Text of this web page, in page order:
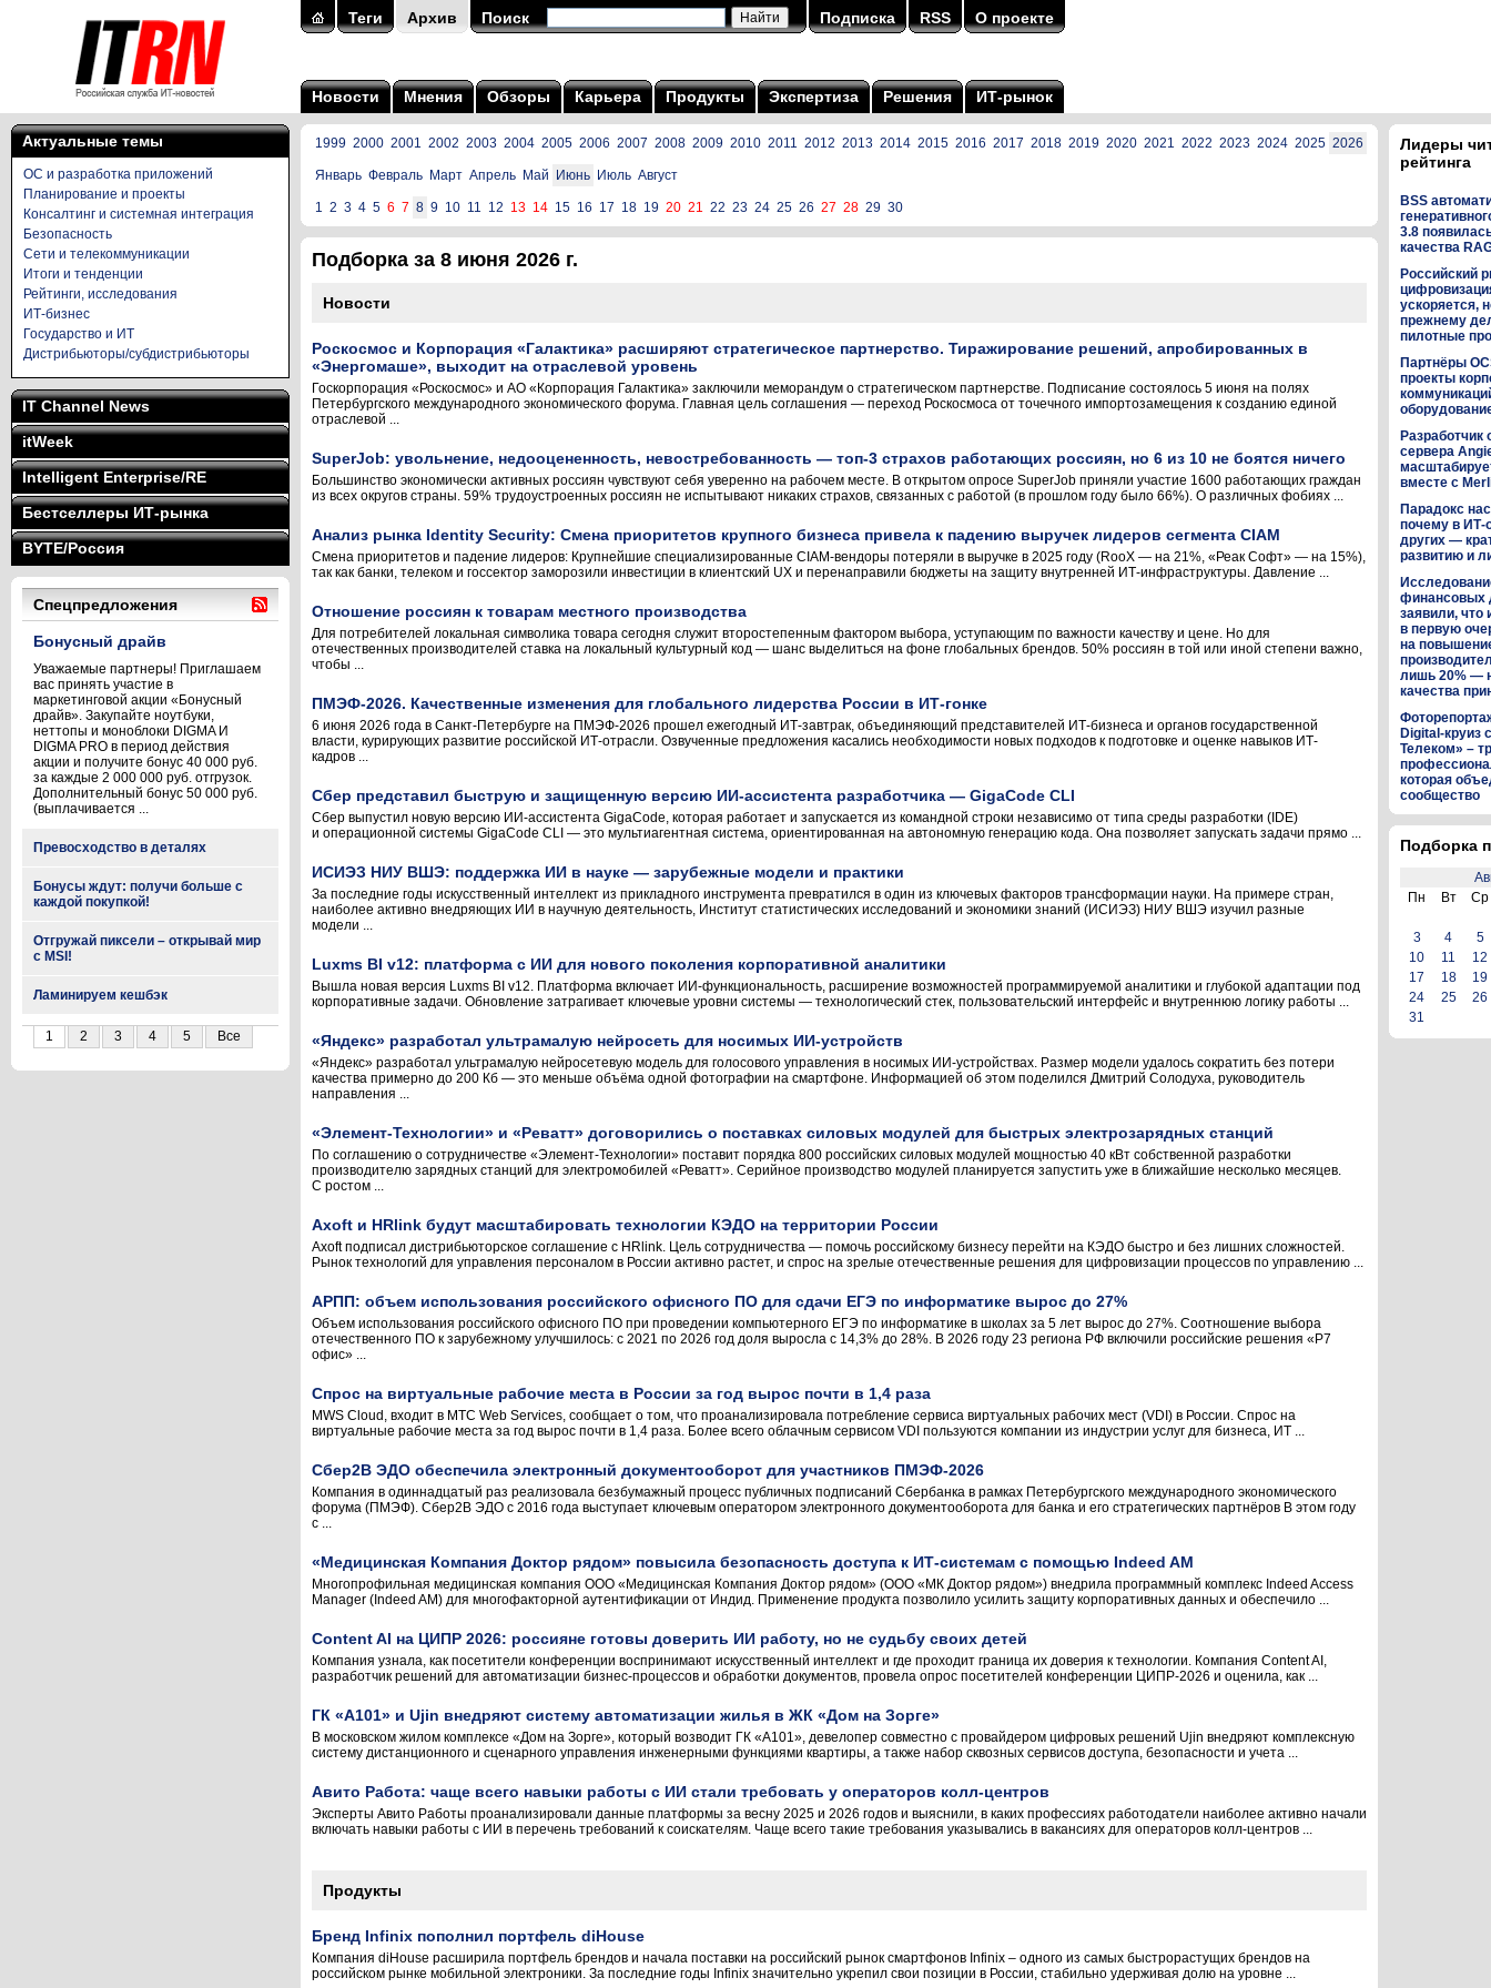
Теги Архив Поиск Подписка RSS О проекте
Новости Мнения Обзоры Карьера Продукты Экспертиза Решения ИТ-рынок
Актуальные темы
ОС и разработка приложений
Планирование и проекты
Консалтинг и системная интеграция
Безопасность
Сети и телекоммуникации
Итоги и тенденции
Рейтинги, исследования
ИТ-бизнес
Государство и ИТ
Дистрибьюторы/субдистрибьюторы
IT Channel News
itWeek
Intelligent Enterprise/RE
Бестселлеры ИТ-рынка
BYTE/Россия
Спецпредложения
Бонусный драйв
Уважаемые партнеры! Приглашаем
вас принять участие в
маркетинговой акции «Бонусный
драйв». Закупайте ноутбуки,
неттопы и моноблоки DIGMA И
DIGMA PRO в период действия
акции и получите бонус 40 000 руб.
за каждые 2 000 000 руб. отгрузок.
Дополнительный бонус 50 000 руб.
(выплачивается ...
Превосходство в деталях
Бонусы ждут: получи больше с
каждой покупкой!
Отгружай пиксели – открывай мир
с MSI!
Ламинируем кешбэк
1 2 3 4 5 Все
1999 2000 2001 2002 2003 2004 2005 2006 2007 2008 2009 2010 2011 2012 2013 2014 2015 2016 2017 2018 2019 2020 2021 2022 2023 2024 2025 2026
Январь Февраль Март Апрель Май Июнь Июль Август
1 2 3 4 5 6 7 8 9 10 11 12 13 14 15 16 17 18 19 20 21 22 23 24 25 26 27 28 29 30
Подборка за 8 июня 2026 г.
Новости
Роскосмос и Корпорация «Галактика» расширяют стратегическое партнерство. Тиражирование решений, апробированных в
«Энергомаше», выходит на отраслевой уровень
Госкорпорация «Роскосмос» и АО «Корпорация Галактика» заключили меморандум о стратегическом партнерстве. Подписание состоялось 5 июня на полях
Петербургского международного экономического форума. Главная цель соглашения — переход Роскосмоса от точечного импортозамещения к созданию единой
отраслевой ...
SuperJob: увольнение, недооцененность, невостребованность — топ-3 страхов работающих россиян, но 6 из 10 не боятся ничего
Большинство экономически активных россиян чувствуют себя уверенно на рабочем месте. В открытом опросе SuperJob приняли участие 1600 работающих граждан
из всех округов страны. 59% трудоустроенных россиян не испытывают никаких страхов, связанных с работой (в прошлом году было 66%). О различных фобиях ...
Анализ рынка Identity Security: Смена приоритетов крупного бизнеса привела к падению выручек лидеров сегмента CIAM
Смена приоритетов и падение лидеров: Крупнейшие специализированные CIAM-вендоры потеряли в выручке в 2025 году (RooX — на 21%, «Реак Софт» — на 15%),
так как банки, телеком и госсектор заморозили инвестиции в клиентский UX и перенаправили бюджеты на защиту внутренней ИТ-инфраструктуры. Давление ...
Отношение россиян к товарам местного производства
Для потребителей локальная символика товара сегодня служит второстепенным фактором выбора, уступающим по важности качеству и цене. Но для
отечественных производителей ставка на локальный культурный код — шанс выделиться на фоне глобальных брендов. 50% россиян в той или иной степени важно,
чтобы ...
ПМЭФ-2026. Качественные изменения для глобального лидерства России в ИТ-гонке
6 июня 2026 года в Санкт-Петербурге на ПМЭФ-2026 прошел ежегодный ИТ-завтрак, объединяющий представителей ИТ-бизнеса и органов государственной
власти, курирующих развитие российской ИТ-отрасли. Озвученные предложения касались необходимости новых подходов к подготовке и оценке навыков ИТ-
кадров ...
Сбер представил быструю и защищенную версию ИИ-ассистента разработчика — GigaCode CLI
Сбер выпустил новую версию ИИ-ассистента GigaCode, которая работает и запускается из командной строки независимо от типа среды разработки (IDE)
и операционной системы GigaCode CLI — это мультиагентная система, ориентированная на автономную генерацию кода. Она позволяет запускать задачи прямо ...
ИСИЭЗ НИУ ВШЭ: поддержка ИИ в науке — зарубежные модели и практики
За последние годы искусственный интеллект из прикладного инструмента превратился в один из ключевых факторов трансформации науки. На примере стран,
наиболее активно внедряющих ИИ в научную деятельность, Институт статистических исследований и экономики знаний (ИСИЭЗ) НИУ ВШЭ изучил разные
модели ...
Luxms BI v12: платформа с ИИ для нового поколения корпоративной аналитики
Вышла новая версия Luxms BI v12. Платформа включает ИИ-функциональность, расширение возможностей программируемой аналитики и глубокой адаптации под
корпоративные задачи. Обновление затрагивает ключевые уровни системы — технологический стек, пользовательский интерфейс и внутреннюю логику работы ...
«Яндекс» разработал ультрамалую нейросеть для носимых ИИ-устройств
«Яндекс» разработал ультрамалую нейросетевую модель для голосового управления в носимых ИИ-устройствах. Размер модели удалось сократить без потери
качества примерно до 200 Кб — это меньше объёма одной фотографии на смартфоне. Информацией об этом поделился Дмитрий Солодуха, руководитель
направления ...
«Элемент-Технологии» и «Реватт» договорились о поставках силовых модулей для быстрых электрозарядных станций
По соглашению о сотрудничестве «Элемент-Технологии» поставит порядка 800 российских силовых модулей мощностью 40 кВт собственной разработки
производителю зарядных станций для электромобилей «Реватт». Серийное производство модулей планируется запустить уже в ближайшие несколько месяцев.
С ростом ...
Axoft и HRlink будут масштабировать технологии КЭДО на территории России
Axoft подписал дистрибьюторское соглашение с HRlink. Цель сотрудничества — помочь российскому бизнесу перейти на КЭДО быстро и без лишних сложностей.
Рынок технологий для управления персоналом в России активно растет, и спрос на зрелые отечественные решения для цифровизации процессов по управлению ...
АРПП: объем использования российского офисного ПО для сдачи ЕГЭ по информатике вырос до 27%
Объем использования российского офисного ПО при проведении компьютерного ЕГЭ по информатике в школах за 5 лет вырос до 27%. Соотношение выбора
отечественного ПО к зарубежному улучшилось: с 2021 по 2026 год доля выросла с 14,3% до 28%. В 2026 году 23 региона РФ включили российские решения «Р7
офис» ...
Спрос на виртуальные рабочие места в России за год вырос почти в 1,4 раза
MWS Cloud, входит в МТС Web Services, сообщает о том, что проанализировала потребление сервиса виртуальных рабочих мест (VDI) в России. Спрос на
виртуальные рабочие места за год вырос почти в 1,4 раза. Более всего облачным сервисом VDI пользуются компании из индустрии услуг для бизнеса, ИТ ...
Сбер2B ЭДО обеспечила электронный документооборот для участников ПМЭФ-2026
Компания в одиннадцатый раз реализовала безбумажный процесс публичных подписаний Сбербанка в рамках Петербургского международного экономического
форума (ПМЭФ). Сбер2B ЭДО с 2016 года выступает ключевым оператором электронного документооборота для банка и его стратегических партнёров В этом году
с ...
«Медицинская Компания Доктор рядом» повысила безопасность доступа к ИТ-системам с помощью Indeed AM
Многопрофильная медицинская компания ООО «Медицинская Компания Доктор рядом» (ООО «МК Доктор рядом») внедрила программный комплекс Indeed Access
Manager (Indeed AM) для многофакторной аутентификации от Индид. Применение продукта позволило усилить защиту корпоративных данных и обеспечило ...
Content AI на ЦИПР 2026: россияне готовы доверить ИИ работу, но не судьбу своих детей
Компания узнала, как посетители конференции воспринимают искусственный интеллект и где проходит граница их доверия к технологии. Компания Content AI,
разработчик решений для автоматизации бизнес-процессов и обработки документов, провела опрос посетителей конференции ЦИПР-2026 и оценила, как ...
ГК «А101» и Ujin внедряют систему автоматизации жилья в ЖК «Дом на Зорге»
В московском жилом комплексе «Дом на Зорге», который возводит ГК «А101», девелопер совместно с провайдером цифровых решений Ujin внедряют комплексную
систему дистанционного и сценарного управления инженерными функциями квартиры, а также набор сквозных сервисов доступа, безопасности и учета ...
Авито Работа: чаще всего навыки работы с ИИ стали требовать у операторов колл-центров
Эксперты Авито Работы проанализировали данные платформы за весну 2025 и 2026 годов и выяснили, в каких профессиях работодатели наиболее активно начали
включать навыки работы с ИИ в перечень требований к соискателям. Чаще всего такие требования указывались в вакансиях для операторов колл-центров ...
Продукты
Бренд Infinix пополнил портфель diHouse
Компания diHouse расширила портфель брендов и начала поставки на российский рынок смартфонов Infinix – одного из самых быстрорастущих брендов на
российском рынке мобильной электроники. За последние годы Infinix значительно укрепил свои позиции в России, стабильно удерживая долю на уровне ...
Лидеры
рейтинга
BSS
3.8
качества
Российский
ускоряется,
прежнему
пилотные
Партнёры
проекты
Разработчик
сервера
вместе с
Парадокс
почему в ИТ-
других —
развитию и
финансовых
заявили, что
в первую
на
лишь 20% —
качества
Digital-круиз
Телеком» –
которая
сообщество
Подборка
Пн
Вт Ср
3 4
5
10
11
12
17
18
19
24
25
26
31